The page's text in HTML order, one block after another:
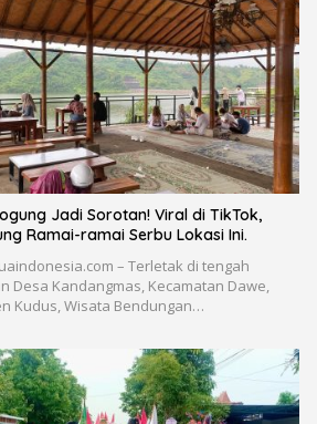
Jadi Sorotan! Viral di TikTok,
Ramai-ramai Serbu Lokasi Ini.
– Terletak di tengah
Desa Kandangmas, Kecamatan Dawe,
Kudus, Wisata Bendungan…